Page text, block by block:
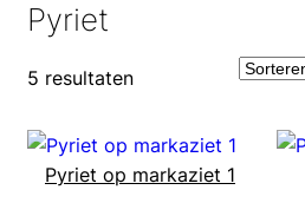
Pyriet
5 resultaten
Pyriet op markaziet 1